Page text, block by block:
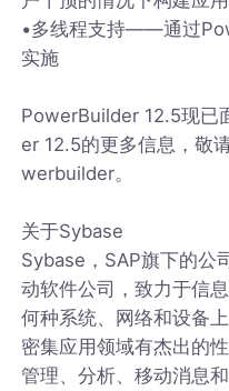
•多线程支持——通过
实施
PowerBuilder 12.5现已
er 12.5的更多信息，敬
werbuilder。
关于Sybase
Sybase，SAP旗下的公
动软件公司，致力于信
何种系统、网络和设备
密集应用领域有杰出的
管理、分析、移动消息